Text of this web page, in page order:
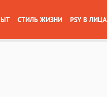
СТИЛЬ ЖИЗНИ PSY В